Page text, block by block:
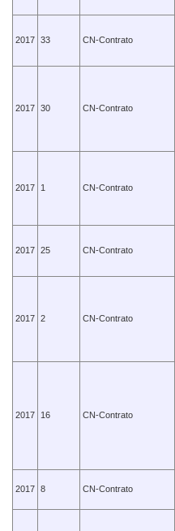
2017 33 CN-Contrato
2017 30 CN-Contrato
2017 1 CN-Contrato
2017 25 CN-Contrato
2017 2 CN-Contrato
2017 16 CN-Contrato
2017 8 CN-Contrato